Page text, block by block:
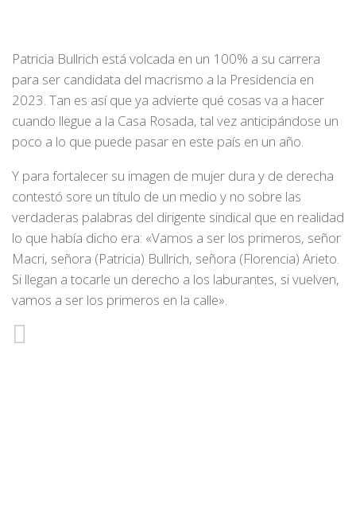
Patricia Bullrich está volcada en un 100% a su carrera
para ser candidata del macrismo a la Presidencia en
2023. Tan es así que ya advierte qué cosas va a hacer
cuando llegue a la Casa Rosada, tal vez anticipándose un
poco a lo que puede pasar en este país en un año.
Y para fortalecer su imagen de mujer dura y de derecha
contestó sore un título de un medio y no sobre las
verdaderas palabras del dirigente sindical que en realidad
lo que había dicho era: «Vamos a ser los primeros, señor
Macri, señora (Patricia) Bullrich, señora (Florencia) Arieto.
Si llegan a tocarle un derecho a los laburantes, si vuelven,
vamos a ser los primeros en la calle».